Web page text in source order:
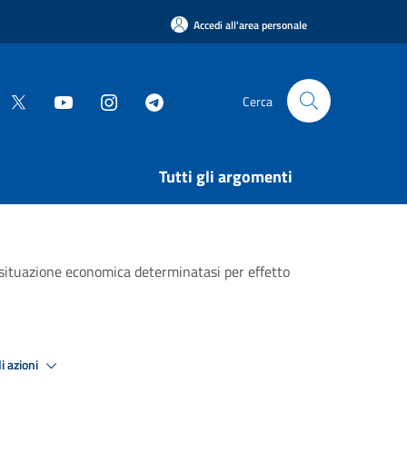
Accedi all'area personale
Cerca
Tutti gli argomenti
economica determinatasi per effetto
azioni